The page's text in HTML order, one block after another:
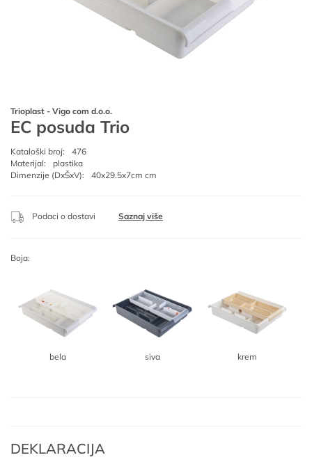
Trioplast - Vigo com d.o.o.
EC posuda Trio
Kataloški broj:
476
Materijal:
plastika
Dimenzije (DxŠxV):
40x29.5x7cm cm
Podaci o dostavi Saznaj više
Boja:
bela siva krem
DEKLARACIJA